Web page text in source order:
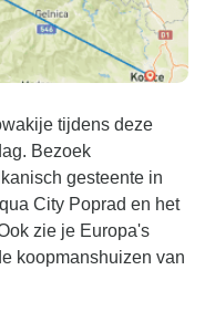
tijdens deze
Bezoek
gesteente in
City Poprad en het
zie je Europa's
koopmanshuizen van